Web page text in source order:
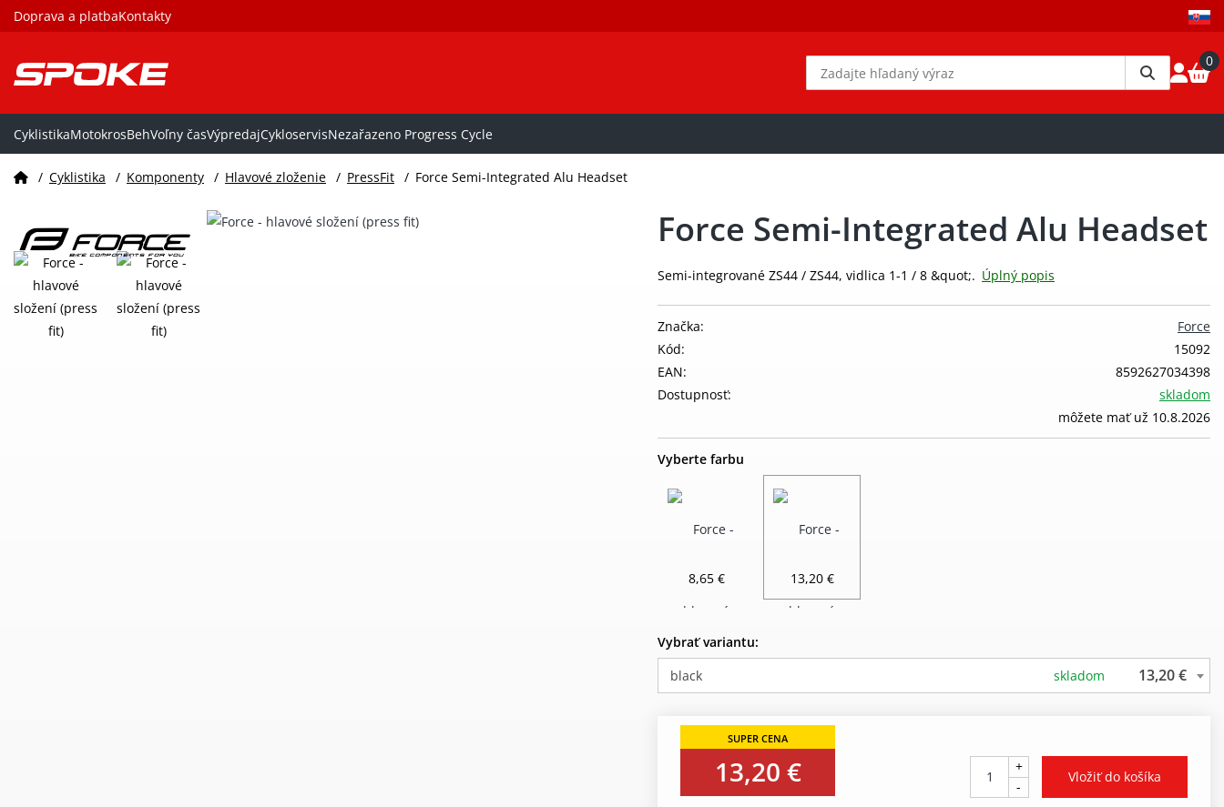
Doprava a platbaKontakty
0
CyklistikaMotokrosBehVoľny časVýpredajCykloservisNezařazeno Progress Cycle
/ Cyklistika / Komponenty / Hlavové zloženie / PressFit / Force Semi-Integrated Alu Headset
Force Semi-Integrated Alu Headset
Semi-integrované ZS44 / ZS44, vidlica 1-1 / 8 &quot;. Úplný popis
Force
Značka:
15092
Kód:
8592627034398
EAN:
skladom
môžete mať už 10.8.2026
Dostupnosť:
Vyberte farbu
8,65 € 13,20 €
Vybrať variantu:
black
skladom 13,20 €
13,20 €
+
-